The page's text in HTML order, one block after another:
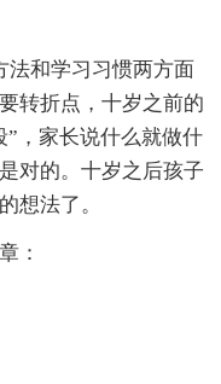
和学习习惯两方面
转折点，十岁之前的
，家长说什么就做什
对的。十岁之后孩子
想法了。
：